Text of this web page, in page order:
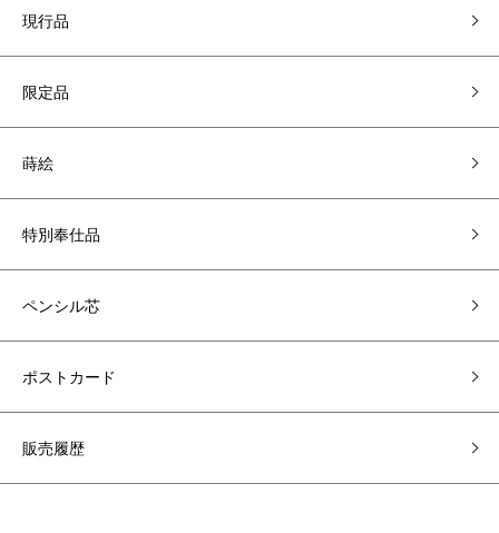
現行品
限定品
蒔絵
特別奉仕品
ペンシル芯
ポストカード
販売履歴